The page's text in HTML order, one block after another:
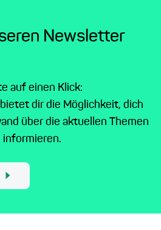
Newsletter
auf einen Klick:
dir die Möglichkeit, dich
über die aktuellen Themen
informieren.